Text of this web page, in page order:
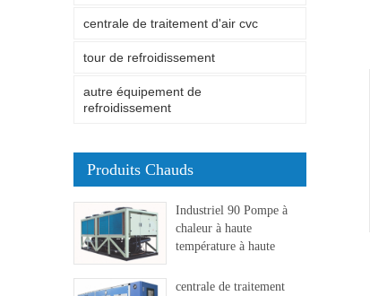
centrale de traitement d'air cvc
tour de refroidissement
autre équipement de
refroidissement
Produits Chauds
Industriel 90 Pompe à
chaleur à haute
température à haute
centrale de traitement